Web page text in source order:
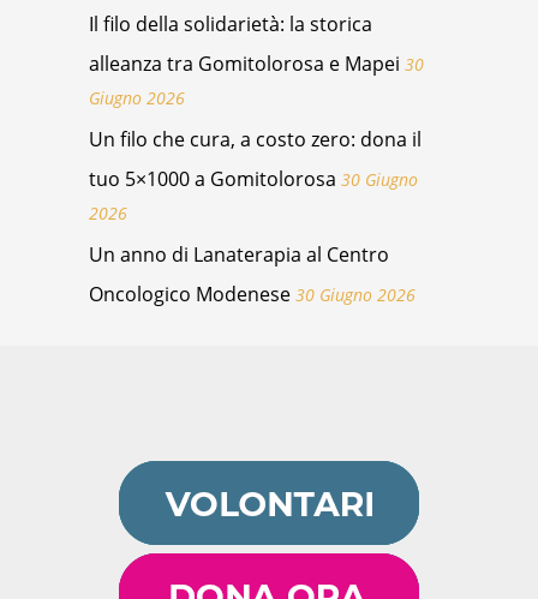
Il filo della solidarietà: la storica
alleanza tra Gomitolorosa e Mapei 30
Giugno 2026
Un filo che cura, a costo zero: dona il
tuo 5×1000 a Gomitolorosa 30 Giugno
2026
Un anno di Lanaterapia al Centro
Oncologico Modenese 30 Giugno 2026